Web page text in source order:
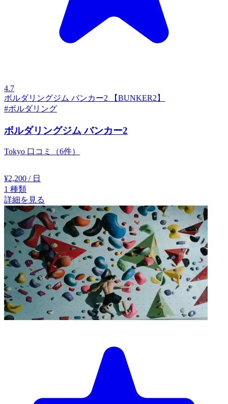
4.7
ボルダリングジム バンカー2 【BUNKER2】
#ボルダリング
ボルダリングジム バンカー2
Tokyo 口コミ（6件）
¥2,200 / 日
1 種類
詳細を見る